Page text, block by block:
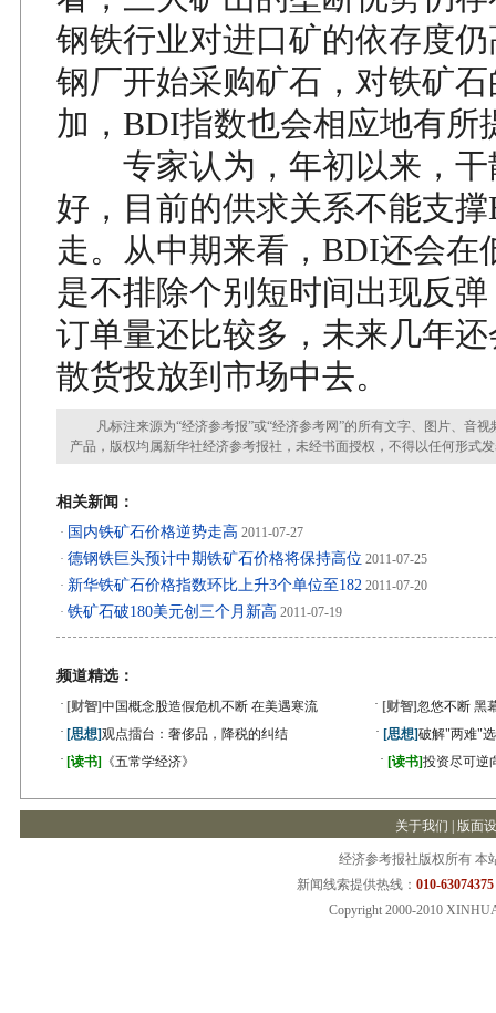
钢铁行业对进口矿的依存度
钢厂开始采购矿石，对铁矿
加，BDI指数也会相应地有所
专家认为，年初以来，干
好，目前的供求关系不能支
走。从中期来看，BDI还会在
是不排除个别短时间出现反
订单量还比较多，未来几年
散货投放到市场中去。
凡标注来源为“经济参考报”或“经济参考网”的所有文字、图片、音视
产品，版权均属新华社经济参考报社，未经书面授权，不得以任何形式
相关新闻：
· 国内铁矿石价格逆势走高 2011-07-27
· 德钢铁巨头预计中期铁矿石价格将保持高位 2011-07-25
· 新华铁矿石价格指数环比上升3个单位至182 2011-07-20
· 铁矿石破180美元创三个月新高 2011-07-19
频道精选：
· [财智]中国概念股造假危机不断 在美遇寒流 · [财智]忽悠不断 黑
· [思想]观点擂台：奢侈品，降税的纠结 · [思想]破解"两难"
· [读书] 《五常学经济》 · [读书]投资尽可逆
关于我们 版面
经济参考报社版权所有 本
新闻线索提供热线： 010-
Copyright 2000-2010